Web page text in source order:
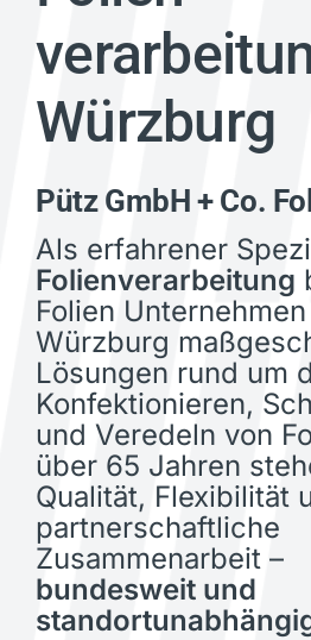
Würzburg
Pütz GmbH + Co.
Als erfahrener
Folienverarbeitung
Folien
Würzburg
Lösungen rund um
Konfektionieren,
und Veredeln von
über 65 Jahren
Qualität, Flexibilität
partnerschaftliche
Zusammenarbeit –
bundesweit und